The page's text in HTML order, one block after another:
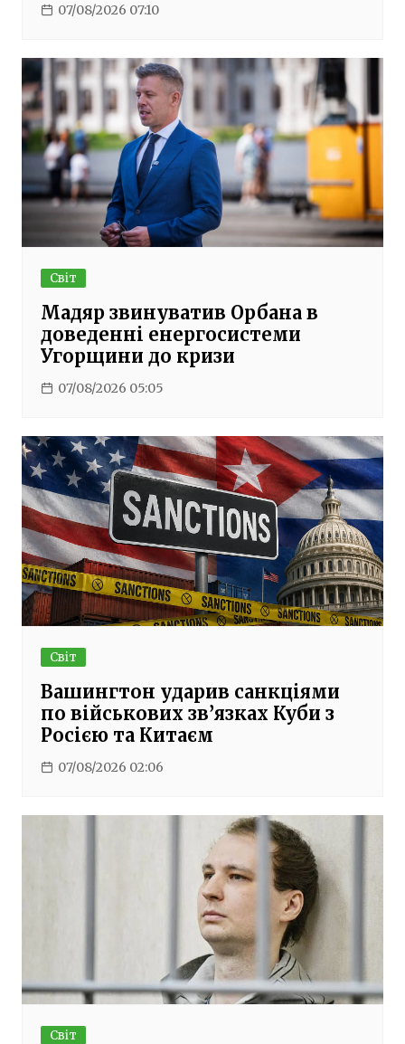
07/08/2026 07:10
Світ
Мадяр звинуватив Орбана в
доведенні енергосистеми
Угорщини до кризи
07/08/2026 05:05
Світ
Вашингтон ударив санкціями
по військових зв’язках Куби з
Росією та Китаєм
07/08/2026 02:06
Світ